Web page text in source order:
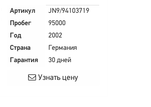
Артикул
JN9/94103719
Пробег
95000
Год
2002
Страна
Германия
Гарантия
30 дней
Узнать цену